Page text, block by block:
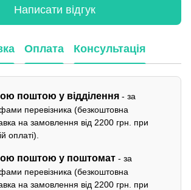
Написати відгук
Оплата Консультація
поштою у відділення - за
перевізника (безкоштовна
на замовлення від 2200 грн. при
оплаті).
поштою у поштомат - за
перевізника (безкоштовна
на замовлення від 2200 грн. при